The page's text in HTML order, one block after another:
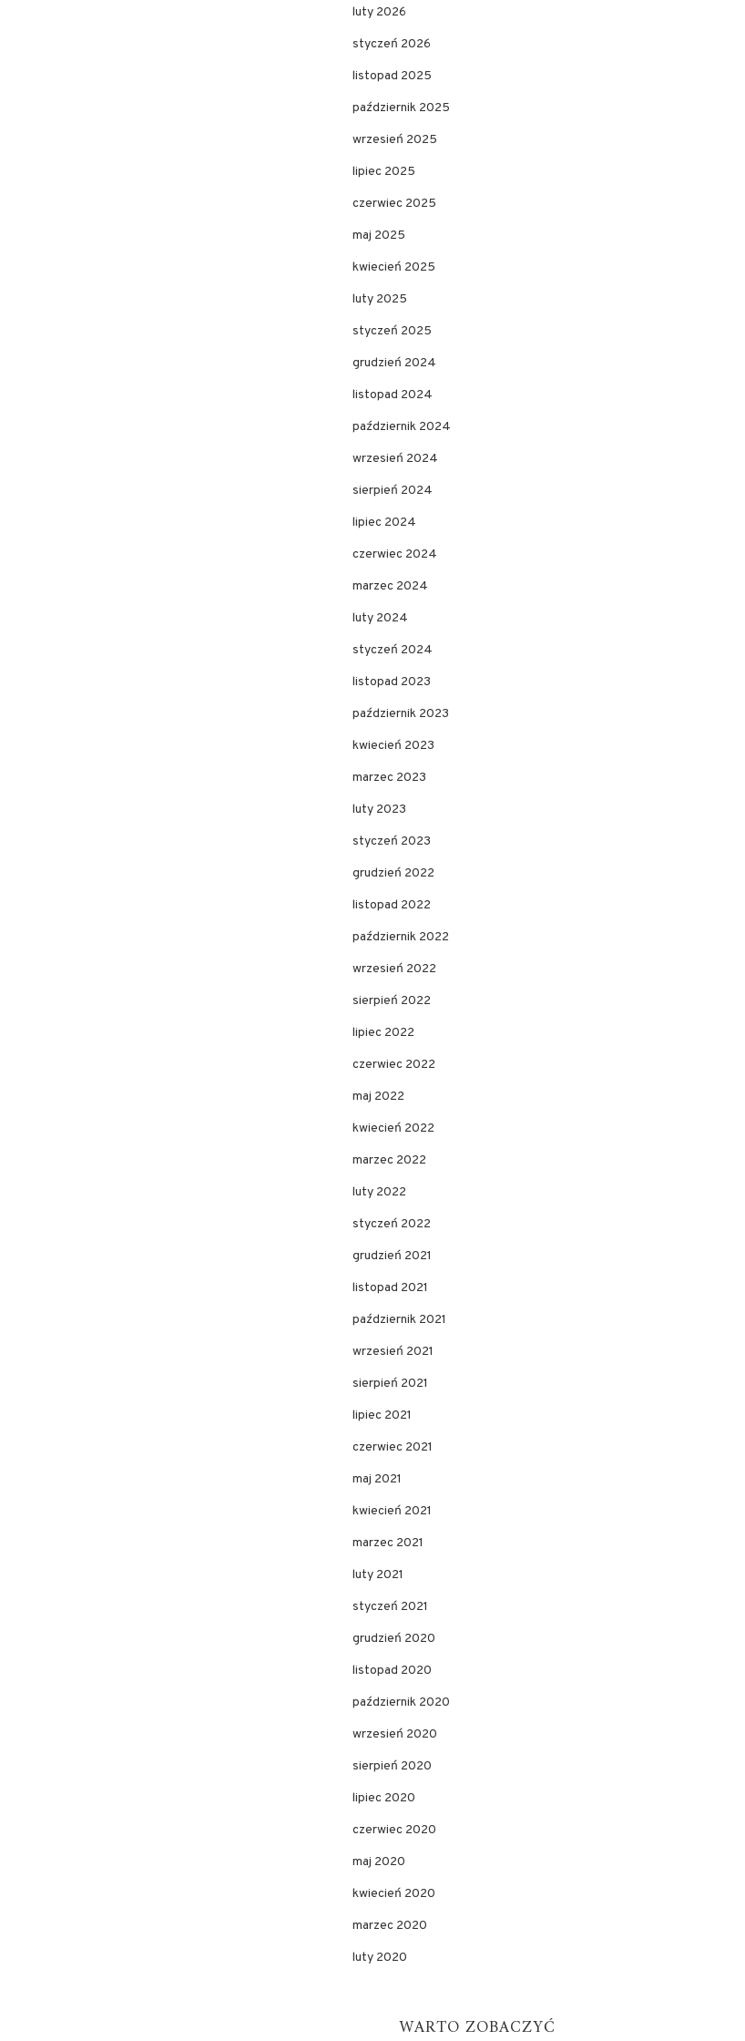
luty 2026
styczeń 2026
listopad 2025
październik 2025
wrzesień 2025
lipiec 2025
czerwiec 2025
maj 2025
kwiecień 2025
luty 2025
styczeń 2025
grudzień 2024
listopad 2024
październik 2024
wrzesień 2024
sierpień 2024
lipiec 2024
czerwiec 2024
marzec 2024
luty 2024
styczeń 2024
listopad 2023
październik 2023
kwiecień 2023
marzec 2023
luty 2023
styczeń 2023
grudzień 2022
listopad 2022
październik 2022
wrzesień 2022
sierpień 2022
lipiec 2022
czerwiec 2022
maj 2022
kwiecień 2022
marzec 2022
luty 2022
styczeń 2022
grudzień 2021
listopad 2021
październik 2021
wrzesień 2021
sierpień 2021
lipiec 2021
czerwiec 2021
maj 2021
kwiecień 2021
marzec 2021
luty 2021
styczeń 2021
grudzień 2020
listopad 2020
październik 2020
wrzesień 2020
sierpień 2020
lipiec 2020
czerwiec 2020
maj 2020
kwiecień 2020
marzec 2020
luty 2020
WARTO ZOBACZYĆ